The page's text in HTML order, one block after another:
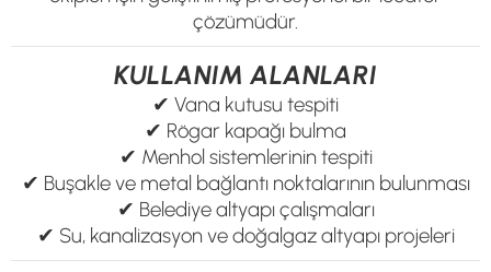
çözümüdür.
KULLANIM ALANLARI
✔ Vana kutusu tespiti
✔ Rögar kapağı bulma
✔ Menhol sistemlerinin tespiti
✔ Buşakle ve metal bağlantı noktalarının bulunması
✔ Belediye altyapı çalışmaları
✔ Su, kanalizasyon ve doğalgaz altyapı projeleri